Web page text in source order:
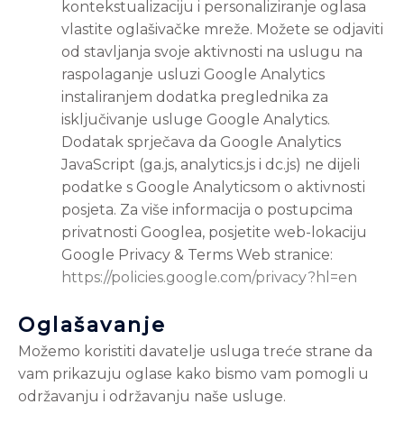
kontekstualizaciju i personaliziranje oglasa
vlastite oglašivačke mreže. Možete se odjaviti
od stavljanja svoje aktivnosti na uslugu na
raspolaganje usluzi Google Analytics
instaliranjem dodatka preglednika za
isključivanje usluge Google Analytics.
Dodatak sprječava da Google Analytics
JavaScript (ga.js, analytics.js i dc.js) ne dijeli
podatke s Google Analyticsom o aktivnosti
posjeta. Za više informacija o postupcima
privatnosti Googlea, posjetite web-lokaciju
Google Privacy & Terms Web stranice:
https://policies.google.com/privacy?hl=en
Oglašavanje
Možemo koristiti davatelje usluga treće strane da
vam prikazuju oglase kako bismo vam pomogli u
održavanju i održavanju naše usluge.